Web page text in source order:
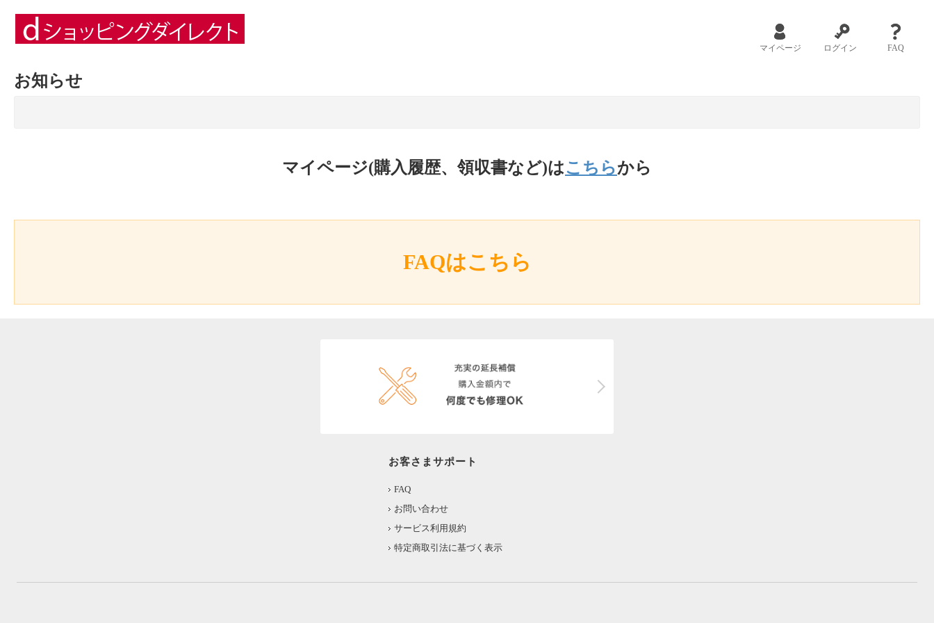
マイページ ログイン FAQ
お知らせ
マイページ(購入履歴、領収書など)はこちらから
FAQはこちら
お客さまサポート
FAQ
お問い合わせ
サービス利用規約
特定商取引法に基づく表示